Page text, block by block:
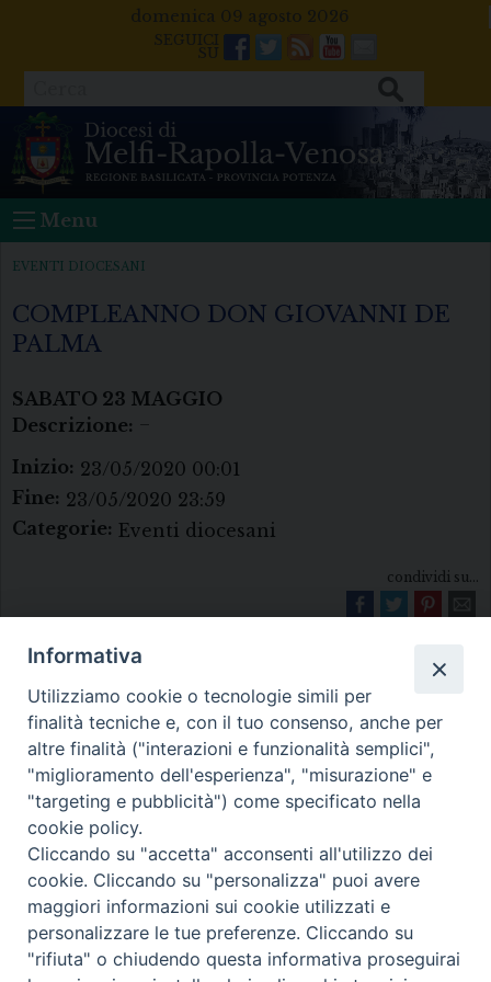
domenica 09 agosto 2026
Facebook
Twitter
FeedsYoutube
Mail
Menu
EVENTI DIOCESANI
COMPLEANNO DON GIOVANNI DE
PALMA
SABATO 23 MAGGIO
Descrizione: –
Inizio: 23/05/2020 00:01
Fine: 23/05/2020 23:59
Categorie: Eventi diocesani
condividi su...
Diocesi di Melfi Rapolla Venosa
• Largo Duomo, 12 - 85025 MELFI (PZ) •
Tel. 0972238604
PEC ufficiale della Diocesi:
diocesi.melfi_rapolla_venosa@legalmail.it
Informativa
Utilizziamo cookie o tecnologie simili per
finalità tecniche e, con il tuo consenso, anche per
altre finalità ("interazioni e funzionalità semplici",
"miglioramento dell'esperienza", "misurazione" e
"targeting e pubblicità") come specificato nella
cookie policy.
Cliccando su "accetta" acconsenti all'utilizzo dei
cookie. Cliccando su "personalizza" puoi avere
maggiori informazioni sui cookie utilizzati e
personalizzare le tue preferenze. Cliccando su
"rifiuta" o chiudendo questa informativa proseguirai